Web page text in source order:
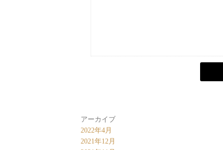
アーカイブ
2022年4月
2021年12月